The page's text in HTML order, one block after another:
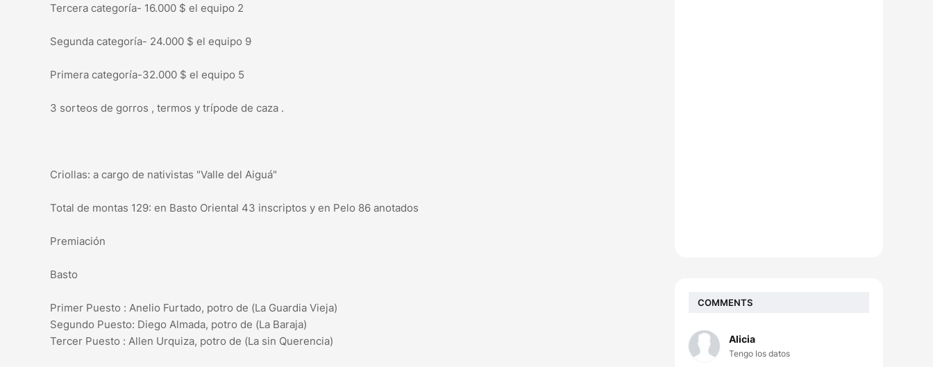
Tercera categoría- 16.000 $ el equipo 2
Segunda categoría- 24.000 $ el equipo 9
Primera categoría-32.000 $ el equipo 5
3 sorteos de gorros , termos y trípode de caza .
Criollas: a cargo de nativistas "Valle del Aiguá"
Total de montas 129: en Basto Oriental 43 inscriptos y en Pelo 86 anotados
Premiación
Basto
Primer Puesto : Anelio Furtado, potro de (La Guardia Vieja)
Segundo Puesto: Diego Almada, potro de (La Baraja)
Tercer Puesto : Allen Urquiza, potro de (La sin Querencia)
COMMENTS
Alicia
Tengo los datos